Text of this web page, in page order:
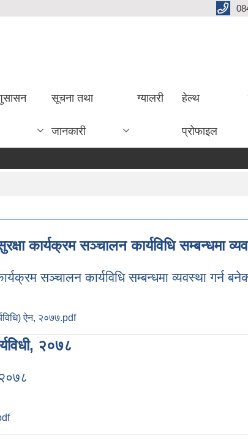
सूचना तथा
जानकारी
ग्यालरी हेल्थ
प्रोफाइल
कार्यक्रम सञ्चालन कार्यविधि सम्बन्धमा
सञ्चालन कार्यविधि सम्बन्धमा व्यवस्था गर्न
ऐन, २०७७.pdf
२०७८